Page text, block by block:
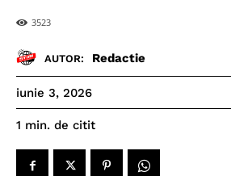
3523
AUTOR: Redactie
iunie 3, 2026
1 min. de citit